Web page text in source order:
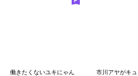
働きたくないユキにゃん